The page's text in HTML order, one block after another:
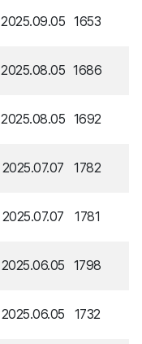
2025.09.05 1653
2025.08.05 1686
2025.08.05 1692
2025.07.07 1782
2025.07.07 1781
2025.06.05 1798
2025.06.05 1732